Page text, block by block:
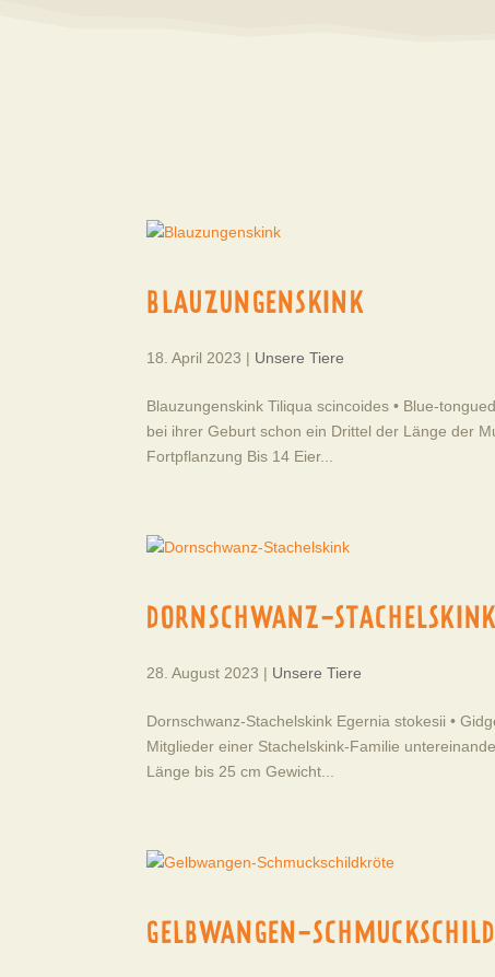
BLAUZUNGENSKINK
18. April 2023 | Unsere Tiere
Blauzungenskink Tiliqua scincoides • Blue-
bei ihrer Geburt schon ein Drittel der Länge der
Fortpflanzung Bis 14 Eier...
DORNSCHWANZ-STACHELSKINK
28. August 2023 | Unsere Tiere
Dornschwanz-Stachelskink Egernia stokesii •
Mitglieder einer Stachelskink-Familie
Länge bis 25 cm Gewicht...
GELBWANGEN-